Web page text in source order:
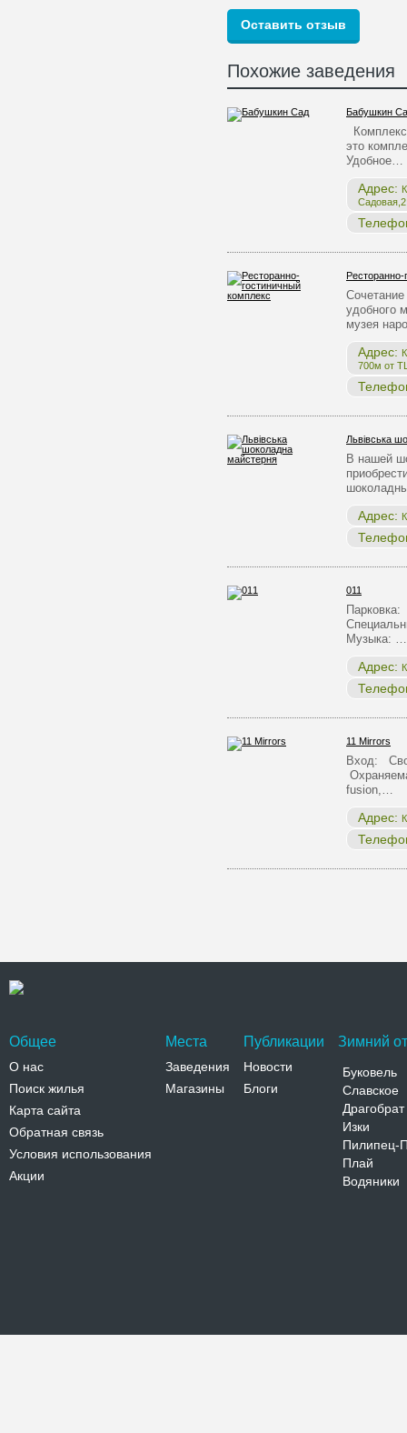
Похожие заведения
Бабушкин
это
Удобное…
Адрес:
удобного
музея
Адрес:
700м от
Львівська
В нашей
Адрес:
011
Музыка: …
Адрес:
11 Mirrors
Вход:
fusion,…
Адрес:
Общее
О нас
Поиск жилья
Карта сайта
Обратная связь
Условия использования
Акции
Места
Заведения
Магазины
Публикации
Новости
Блоги
Зимний
Буковель
Славское
Драгобрат
Изки
Пилипец-
Плай
Водяники